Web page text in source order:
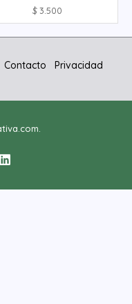
$3.500
Contacto Privacidad